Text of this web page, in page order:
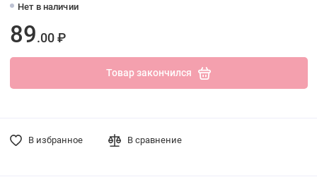
Нет в наличии
89.00 ₽
Товар закончился
В избранное В сравнение